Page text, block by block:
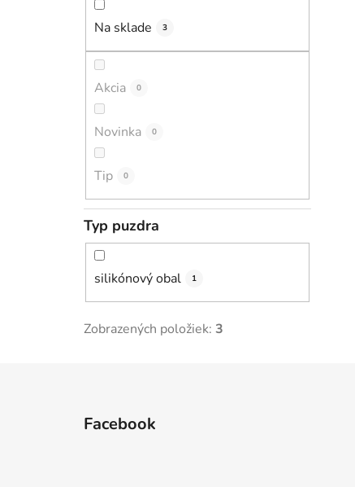
Na sklade 3
Akcia 0
Novinka 0
Tip 0
Typ puzdra
silikónový obal 1
Zobrazených položiek: 3
Facebook